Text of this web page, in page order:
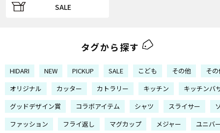
SALE
タグから探す
HIDARI NEW PICKUP SALE こども その他
そ
オリジナル
カッター カトラリー キッチン
キッチンバ
グッドデザイン賞
コラボアイテム シャツ スライサー
ファッション
フライ返し マグカップ メジャー
ユニバ